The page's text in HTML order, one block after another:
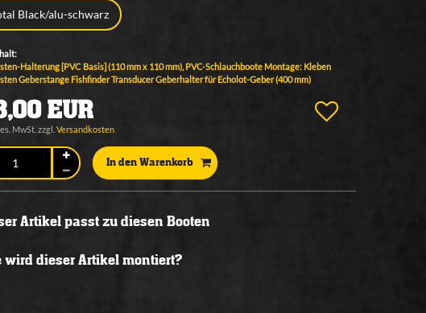
Black/alu-schwarz
Halterung [PVC Basis] (110 mm x 110 mm), PVC-Schlauchboote Montage: Kleben
Geberstange Fishfinder Transducer Geberhalter für Echolot-Geber (400 mm)
EUR
MwSt. zzgl. Versandkosten
In den Warenkorb
Artikel passt zu diesen Booten
wird dieser Artikel montiert?